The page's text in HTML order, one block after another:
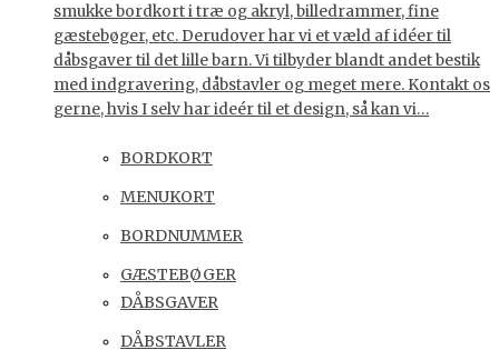
smukke bordkort i træ og akryl, billedrammer, fine
gæstebøger, etc. Derudover har vi et væld af idéer til
dåbsgaver til det lille barn. Vi tilbyder blandt andet bestik
med indgravering, dåbstavler og meget mere. Kontakt os
gerne, hvis I selv har ideér til et design, så kan vi…
BORDKORT
MENUKORT
BORDNUMMER
GÆSTEBØGER
DÅBSGAVER
DÅBSTAVLER